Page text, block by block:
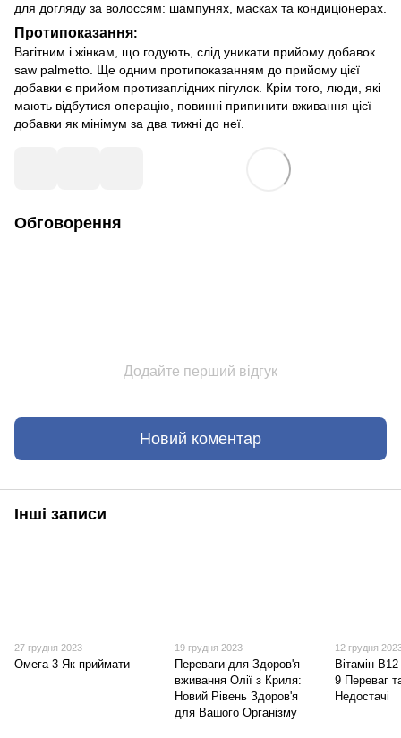
для догляду за волоссям: шампунях, масках та кондиціонерах.
Протипоказання:
Вагітним і жінкам, що годують, слід уникати прийому добавок
saw palmetto. Ще одним протипоказанням до прийому цієї
добавки є прийом протизаплідних пігулок. Крім того, люди, які
мають відбутися операцію, повинні припинити вживання цієї
добавки як мінімум за два тижні до неї.
Обговорення
Додайте перший відгук
Новий коментар
Інші записи
27 грудня 2023
Омега 3 Як приймати
19 грудня 2023
Переваги для Здоров'я
вживання Олії з Криля:
Новий Рівень Здоров'я
для Вашого Організму
12 грудня
Вітамін
9 Переваг
Недостачі